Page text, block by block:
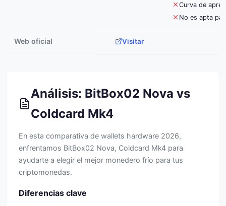
Curva de
No es apta
Web oficial Visitar
Análisis: BitBox02 Nova vs
Coldcard Mk4
En esta comparativa de wallets hardware 2026,
enfrentamos BitBox02 Nova, Coldcard Mk4 para
ayudarte a elegir el mejor monedero frío para tus
criptomonedas.
Diferencias clave